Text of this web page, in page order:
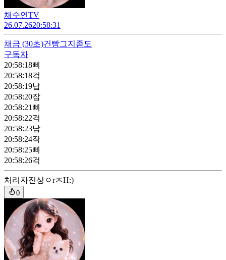
채수연TV
26.07.2620:58:31
채금 (30초)건빵그지좀도
구독자
20:58:18삐
20:58:18걱
20:58:19납
20:58:20잡
20:58:21 삐
20:58:22걱
20:58:23납
20:58:24작
20:58:25삐
20:58:26걱
처리자진상ㅇrㅈH:)
0